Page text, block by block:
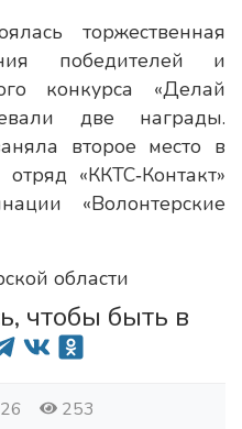
торжественная
победителей и
конкурса «Делай
две награды.
второе место в
«ККТС‑Контакт»
«Волонтерские
области
чтобы быть в
253